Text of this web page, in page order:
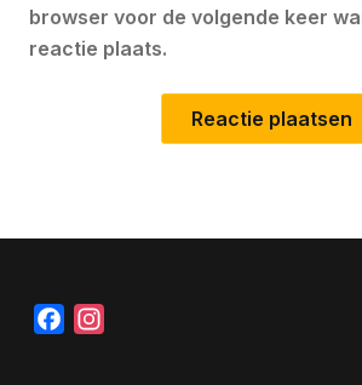
browser voor de volgende keer
reactie plaats.
Facebook